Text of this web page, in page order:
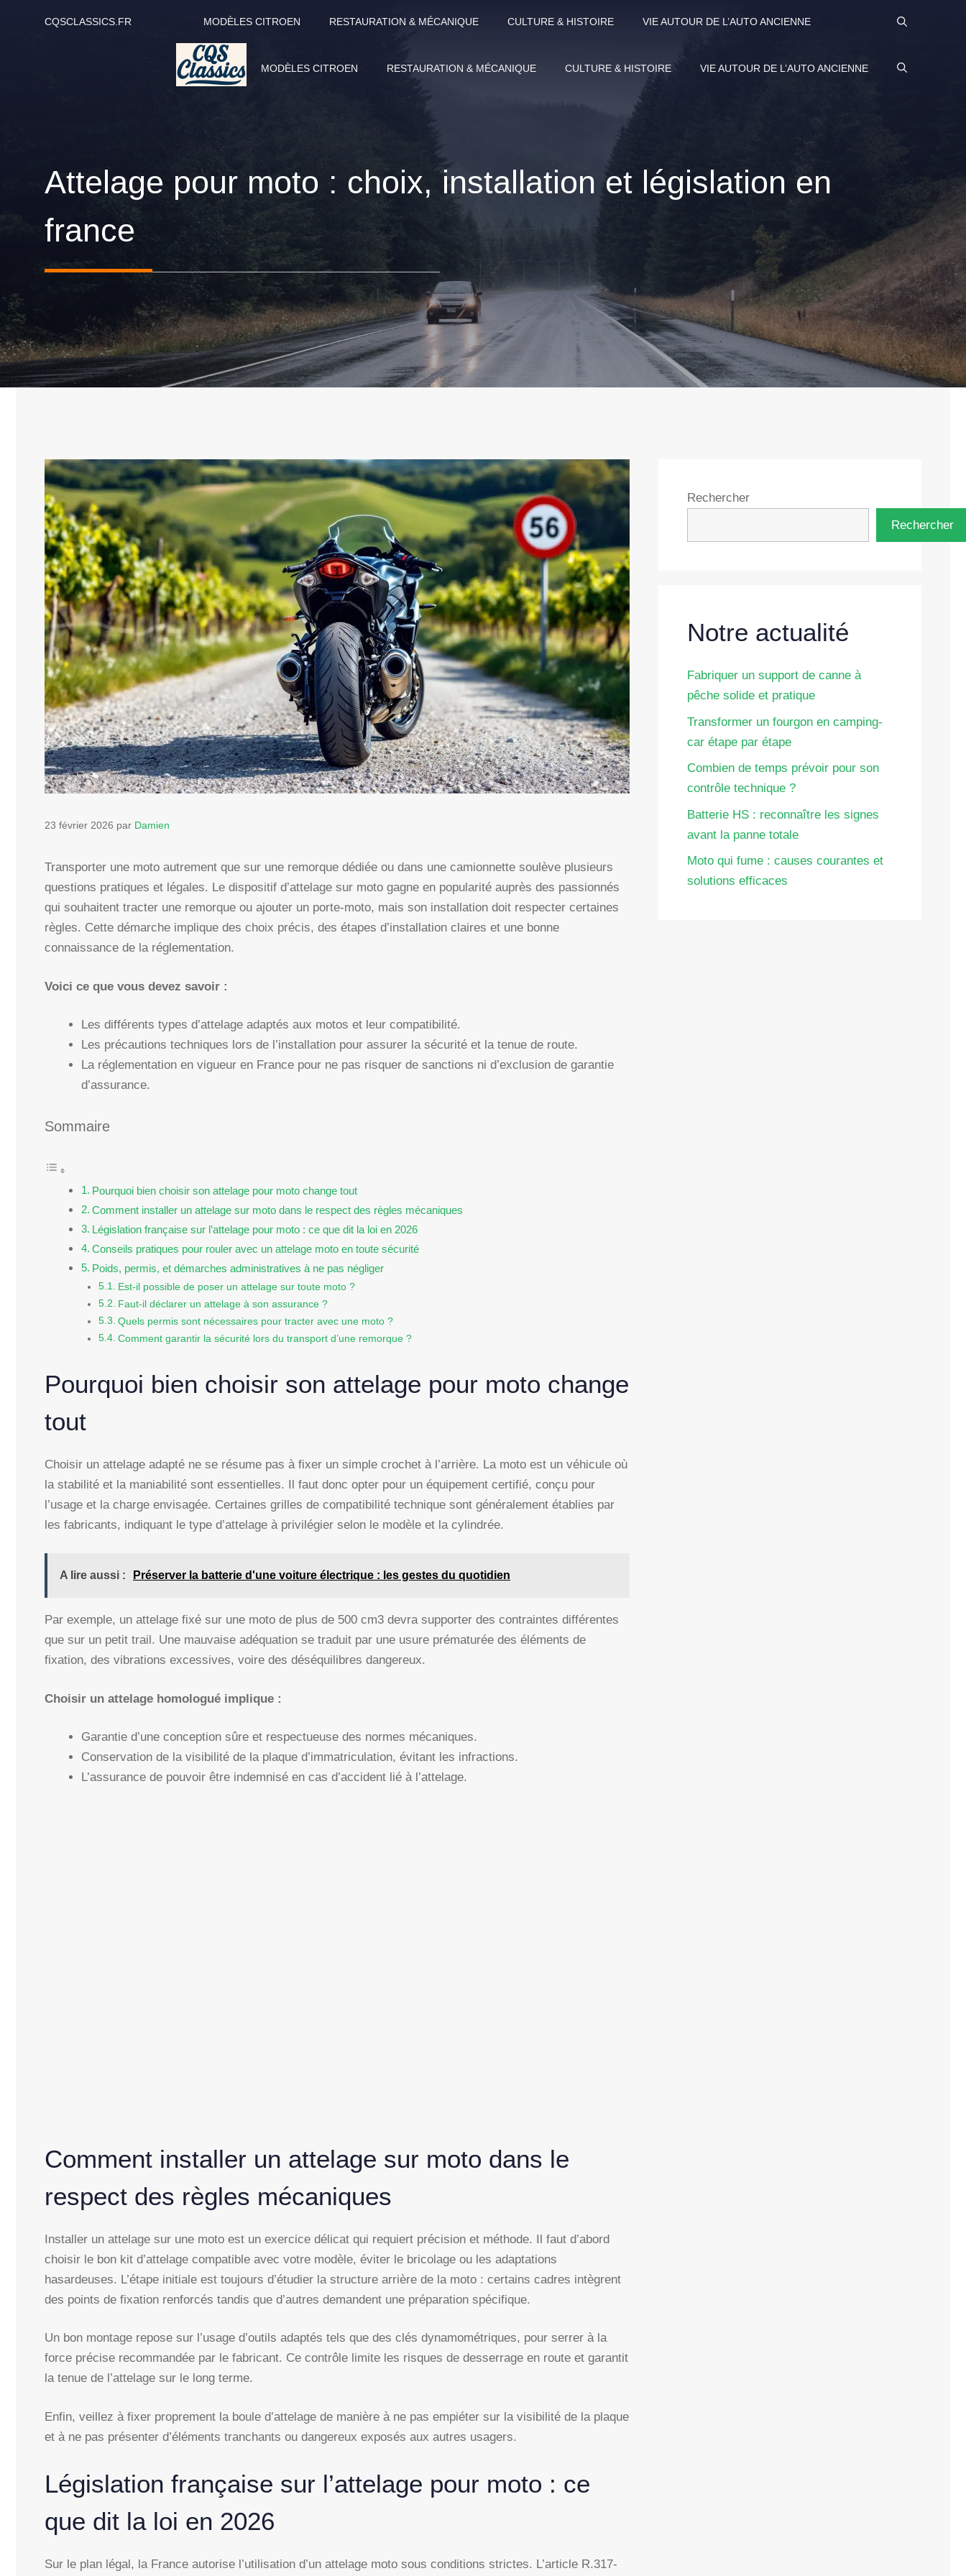
CQSCLASSICS.FR MODÈLES CITROEN RESTAURATION & MÉCANIQUE CULTURE & HISTOIRE VIE AUTOUR DE L’AUTO ANCIENNE
MODÈLES CITROEN RESTAURATION & MÉCANIQUE CULTURE & HISTOIRE VIE AUTOUR DE L’AUTO ANCIENNE
Attelage pour moto : choix, installation et législation en
france
23 février 2026 par Damien
Transporter une moto autrement que sur une remorque dédiée ou dans une camionnette soulève plusieurs
questions pratiques et légales. Le dispositif d’attelage sur moto gagne en popularité auprès des passionnés
qui souhaitent tracter une remorque ou ajouter un porte-moto, mais son installation doit respecter certaines
règles. Cette démarche implique des choix précis, des étapes d’installation claires et une bonne
connaissance de la réglementation.
Voici ce que vous devez savoir :
Les différents types d’attelage adaptés aux motos et leur compatibilité.
Les précautions techniques lors de l’installation pour assurer la sécurité et la tenue de route.
La réglementation en vigueur en France pour ne pas risquer de sanctions ni d’exclusion de garantie
d’assurance.
Sommaire
Pourquoi bien choisir son attelage pour moto change tout
Comment installer un attelage sur moto dans le respect des règles mécaniques
Législation française sur l’attelage pour moto : ce que dit la loi en 2026
Conseils pratiques pour rouler avec un attelage moto en toute sécurité
Poids, permis, et démarches administratives à ne pas négliger
Est-il possible de poser un attelage sur toute moto ?
Faut-il déclarer un attelage à son assurance ?
Quels permis sont nécessaires pour tracter avec une moto ?
Comment garantir la sécurité lors du transport d’une remorque ?
Pourquoi bien choisir son attelage pour moto change
tout
Choisir un attelage adapté ne se résume pas à fixer un simple crochet à l’arrière. La moto est un véhicule où
la stabilité et la maniabilité sont essentielles. Il faut donc opter pour un équipement certifié, conçu pour
l’usage et la charge envisagée. Certaines grilles de compatibilité technique sont généralement établies par
les fabricants, indiquant le type d’attelage à privilégier selon le modèle et la cylindrée.
A lire aussi : Préserver la batterie d'une voiture électrique : les gestes du quotidien
Par exemple, un attelage fixé sur une moto de plus de 500 cm3 devra supporter des contraintes différentes
que sur un petit trail. Une mauvaise adéquation se traduit par une usure prématurée des éléments de
fixation, des vibrations excessives, voire des déséquilibres dangereux.
Choisir un attelage homologué implique :
Garantie d’une conception sûre et respectueuse des normes mécaniques.
Conservation de la visibilité de la plaque d’immatriculation, évitant les infractions.
L’assurance de pouvoir être indemnisé en cas d’accident lié à l’attelage.
Comment installer un attelage sur moto dans le
respect des règles mécaniques
Installer un attelage sur une moto est un exercice délicat qui requiert précision et méthode. Il faut d’abord
choisir le bon kit d’attelage compatible avec votre modèle, éviter le bricolage ou les adaptations
hasardeuses. L’étape initiale est toujours d’étudier la structure arrière de la moto : certains cadres intègrent
des points de fixation renforcés tandis que d’autres demandent une préparation spécifique.
Un bon montage repose sur l’usage d’outils adaptés tels que des clés dynamométriques, pour serrer à la
force précise recommandée par le fabricant. Ce contrôle limite les risques de desserrage en route et garantit
la tenue de l’attelage sur le long terme.
Enfin, veillez à fixer proprement la boule d’attelage de manière à ne pas empiéter sur la visibilité de la plaque
et à ne pas présenter d’éléments tranchants ou dangereux exposés aux autres usagers.
Législation française sur l’attelage pour moto : ce
que dit la loi en 2026
Sur le plan légal, la France autorise l’utilisation d’un attelage moto sous conditions strictes. L’article R.317-
Rechercher
Rechercher
Notre actualité
Fabriquer un support de canne à
pêche solide et pratique
Transformer un fourgon en camping-
car étape par étape
Combien de temps prévoir pour son
contrôle technique ?
Batterie HS : reconnaître les signes
avant la panne totale
Moto qui fume : causes courantes et
solutions efficaces